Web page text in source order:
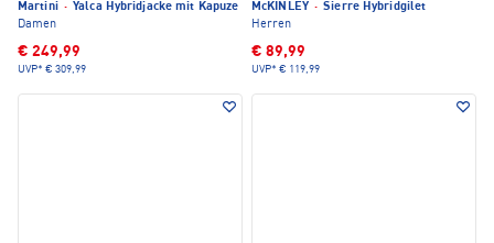
Martini · Yalca Hybridjacke mit Kapuze
Damen
€ 249,99
UVP* € 309,99
McKINLEY · Sierre Hybridgilet
Herren
€ 89,99
UVP* € 119,99